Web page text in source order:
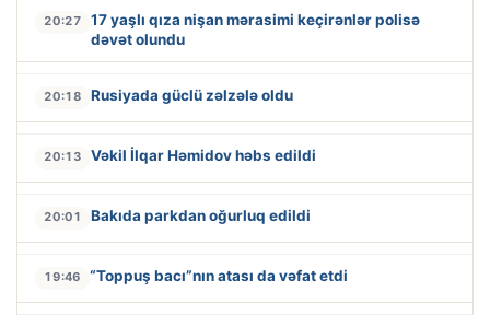
20:27
17 yaşlı qıza nişan mərasimi keçirənlər polisə
dəvət olundu
20:18 Rusiyada güclü zəlzələ oldu
20:13 Vəkil İlqar Həmidov həbs edildi
20:01 Bakıda parkdan oğurluq edildi
19:46 “Toppuş bacı”nın atası da vəfat etdi